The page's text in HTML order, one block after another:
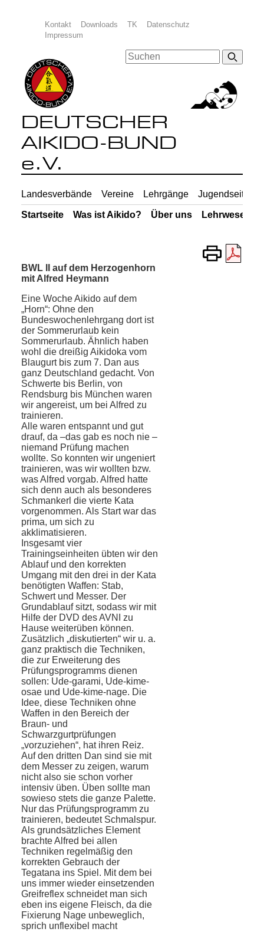
Kontakt Downloads TK
Datenschutz
Impressum
DEUTSCHER
AIKIDO-BUND
e.V.
Landesverbände Vereine Lehrgänge Jugendseiten
Startseite Was ist Aikido? Über uns Lehrwesen
BWL II auf dem Herzogenhorn
mit Alfred Heymann
Eine Woche Aikido auf dem
„Horn“: Ohne den
Bundeswochenlehrgang dort ist
der Sommerurlaub kein
Sommerurlaub. Ähnlich haben
wohl die dreißig Aikidoka vom
Blaugurt bis zum 7. Dan aus
ganz Deutschland gedacht. Von
Schwerte bis Berlin, von
Rendsburg bis München waren
wir angereist, um bei Alfred zu
trainieren.
Alle waren entspannt und gut
drauf, da –das gab es noch nie –
niemand Prüfung machen
wollte. So konnten wir ungeniert
trainieren, was wir wollten bzw.
was Alfred vorgab. Alfred hatte
sich denn auch als besonderes
Schmankerl die vierte Kata
vorgenommen. Als Start war das
prima, um sich zu
akklimatisieren.
Insgesamt vier
Trainingseinheiten übten wir den
Ablauf und den korrekten
Umgang mit den drei in der Kata
benötigten Waffen: Stab,
Schwert und Messer. Der
Grundablauf sitzt, sodass wir mit
Hilfe der DVD des AVNI zu
Hause weiterüben können.
Zusätzlich „diskutierten“ wir u. a.
ganz praktisch die Techniken,
die zur Erweiterung des
Prüfungsprogramms dienen
sollen: Ude-garami, Ude-kime-
osae und Ude-kime-nage. Die
Idee, diese Techniken ohne
Waffen in den Bereich der
Braun- und
Schwarzgurtprüfungen
„vorzuziehen“, hat ihren Reiz.
Auf den dritten Dan sind sie mit
dem Messer zu zeigen, warum
nicht also sie schon vorher
intensiv üben. Üben sollte man
sowieso stets die ganze Palette.
Nur das Prüfungsprogramm zu
trainieren, bedeutet Schmalspur.
Als grundsätzliches Element
brachte Alfred bei allen
Techniken regelmäßig den
korrekten Gebrauch der
Tegatana ins Spiel. Mit dem bei
uns immer wieder einsetzenden
Greifreflex schneidet man sich
eben ins eigene Fleisch, da die
Fixierung Nage unbeweglich,
sprich unflexibel macht